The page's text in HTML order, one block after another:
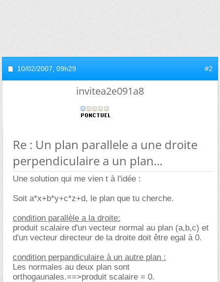
10/02/2007, 09h29 #2
invitea2e091a8
Re : Un plan parallele a une droite
perpendiculaire a un plan...
Une solution qui me vien t à l'idée :
Soit a*x+b*y+c*z+d, le plan que tu cherche.
condition parallèle a la droite:
produit scalaire d'un vecteur normal au plan (a,b,c) et
d'un vecteur directeur de la droite doit être egal à 0.
condition perpandiculaire à un autre plan :
Les normales au deux plan sont
orthogaunales.==>produit scalaire = 0.